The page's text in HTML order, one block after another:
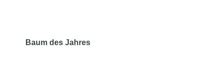
Baum des Jahres